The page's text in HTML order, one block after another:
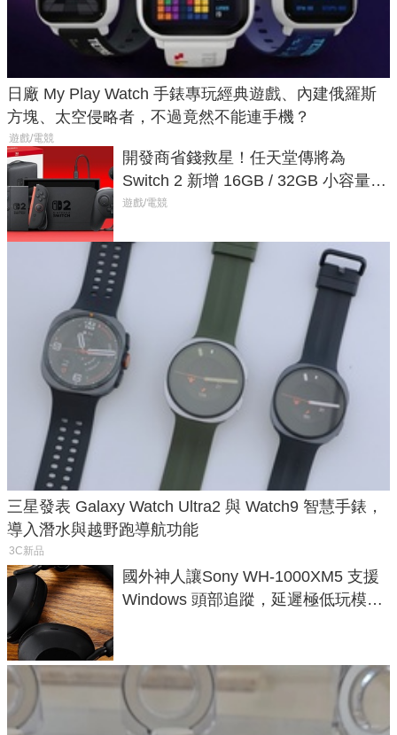
日廠 My Play Watch 手錶專玩經典遊戲、內建俄羅斯
方塊、太空侵略者，不過竟然不能連手機？
遊戲/電競
開發商省錢救星！任天堂傳將為
Switch 2 新增 16GB / 32GB 小容量遊
戲卡的選擇
遊戲/電競
三星發表 Galaxy Watch Ultra2 與 Watch9 智慧手錶，
導入潛水與越野跑導航功能
3C新品
國外神人讓Sony WH-1000XM5 支援
Windows 頭部追蹤，延遲極低玩模擬